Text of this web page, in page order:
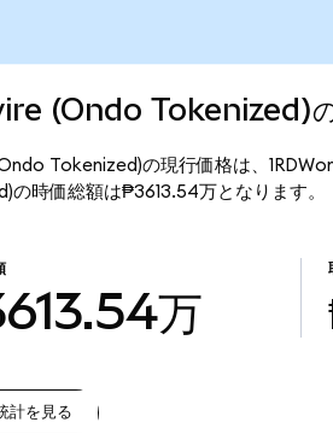
(Ondo Tokenized)の
Tokenized)の現行価格は、
の時価総額は₱3613.54万となります。
万
計を見る